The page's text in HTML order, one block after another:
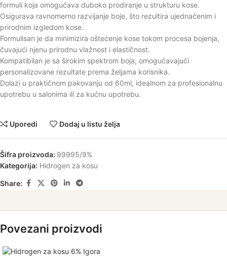
formuli koja omogućava duboko prodiranje u strukturu kose.
Osigurava ravnomerno razvijanje boje, što rezultira ujednačenim i
prirodnim izgledom kose.
Formulisan je da minimizira oštećenje kose tokom procesa bojenja,
čuvajući njenu prirodnu vlažnost i elastičnost.
Kompatibilan je sa širokim spektrom boja, omogućavajući
personalizovane rezultate prema željama korisnika.
Dolazi u praktičnom pakovanju od 60ml, idealnom za profesionalnu
upotrebu u salonima ili za kućnu upotrebu.
Uporedi Dodaj u listu želja
Šifra proizvoda: 99995/9%
Kategorija: Hidrogen za kosu
Share:
Povezani proizvodi